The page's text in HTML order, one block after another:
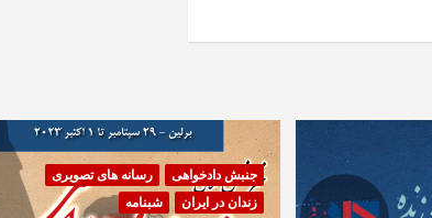
جنبش دادخواهی
رسانه های تصویری
زندان در ایران
شبنامه